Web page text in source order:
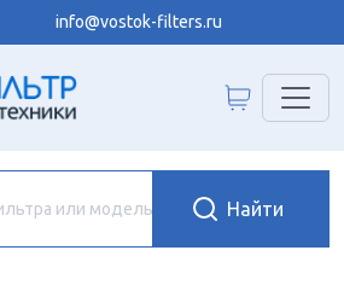
info@vostok-filters.ru